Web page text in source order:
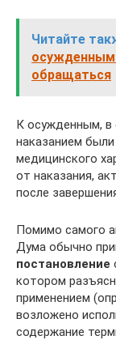
Читайте
осужденным
обращаться
К осужденным, в
наказанием
медицинского
от наказания,
после
Помимо самого
Дума обычно
постановление
котором
применением
возложено
содержание